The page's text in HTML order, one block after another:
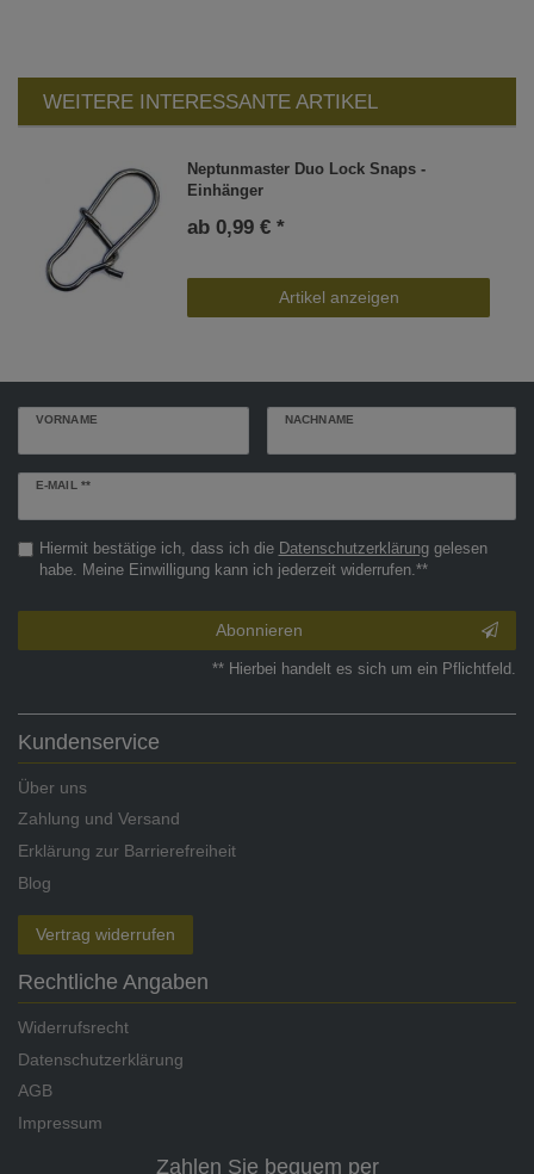
WEITERE INTERESSANTE ARTIKEL
Neptunmaster Duo Lock Snaps -
Einhänger
ab 0,99 € *
Artikel anzeigen
VORNAME NACHNAME
E-MAIL **
Newsletter
Hiermit bestätige ich, dass ich die Daten­schutz­erklärunggelesen
habe. Meine Einwilligung kann ich jederzeit widerrufen.**
Abonnieren
** Hierbei handelt es sich um ein Pflichtfeld.
Kundenservice
Über uns
Zahlung und Versand
Erklärung zur Barrierefreiheit
Blog
Vertrag widerrufen
Rechtliche Angaben
Widerrufsrecht
Datenschutzerklärung
AGB
Impressum
Zahlen Sie bequem per